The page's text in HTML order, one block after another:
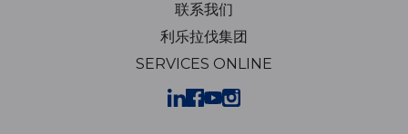
联系我们
利乐拉伐集团
SERVICES ONLINE